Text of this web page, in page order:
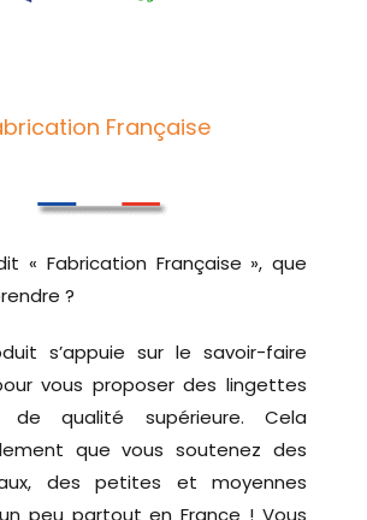
Française
« Fabrication Française », que
?
s’appuie sur le savoir-faire
vous proposer des lingettes
de qualité supérieure. Cela
que vous soutenez des
des petites et moyennes
peu partout en France ! Vous